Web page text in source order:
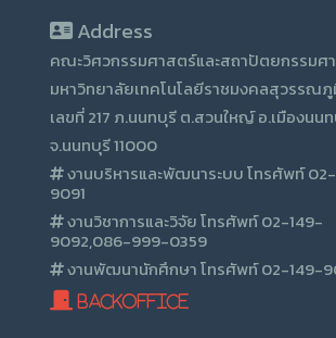
Address
คณะวิศวกรรมศาสตร์และสถาปัตยกรรมศ
มหาวิทยาลัยเทคโนโลยีราชมงคลสุวรรณ
เลขที่ 217 ภ.นนทบุรี ต.สวนใหญ์ อ.เมืองนน
จ.นนทบุรี 11000
งานบริหารและพัฒนาระบบ โทรศัพท์
9091
งานวิชาการและวิจัย โทรศัพท์ 02-149-
9092,086-999-0359
งานพัฒนานักศึกษา โทรศัพท์ 02-149-
BackOffice